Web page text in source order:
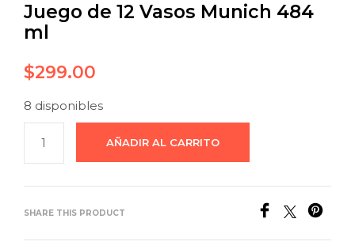
Juego de 12 Vasos Munich 484
ml
$299.00
8 disponibles
AÑADIR AL CARRITO
SHARE THIS PRODUCT